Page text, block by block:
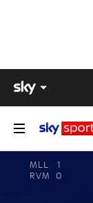
MLL
1
RVM
0